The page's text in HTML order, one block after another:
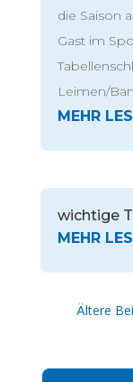
die Saison
Gast im
Leimen/
wichtige